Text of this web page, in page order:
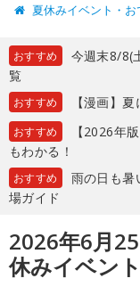
夏休みイベント・
おすすめ
今週末8/8(
覧
おすすめ 【漫画】
おすすめ
【2026年
もわかる！
おすすめ
雨の日も暑
場ガイド
2026年6月
休みイベン